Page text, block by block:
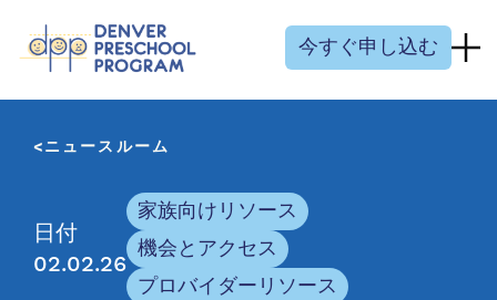
今すぐ申し込む
ニュースルーム
日付
02.02.26
家族向けリソース
機会とアクセス
プロバイダーリソース